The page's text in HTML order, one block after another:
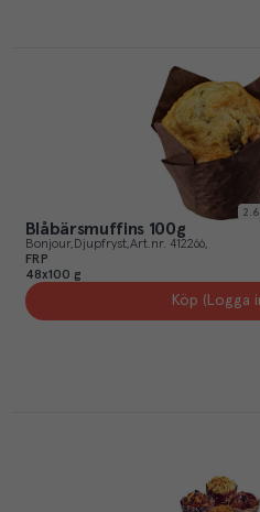
2.6
Blåbärsmuffins 100g
Bonjour Djupfryst Art.nr. 412266
FRP
48x100 g
Köp (Logga